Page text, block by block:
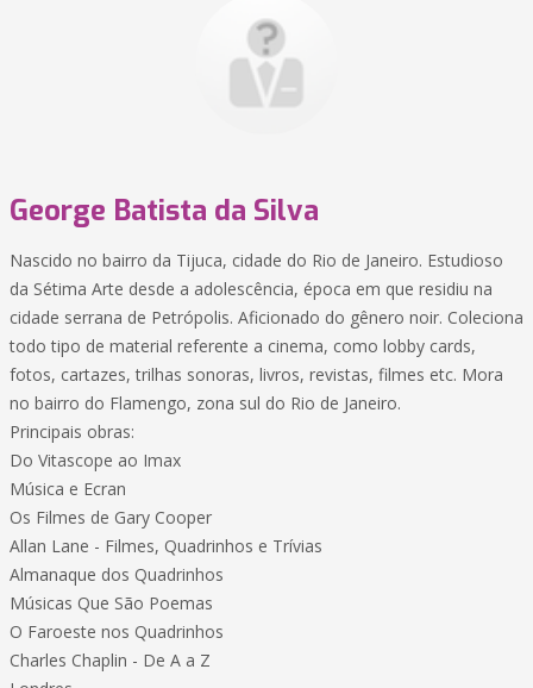
George Batista da Silva
Nascido no bairro da Tijuca, cidade do Rio de Janeiro. Estudioso
da Sétima Arte desde a adolescência, época em que residiu na
cidade serrana de Petrópolis. Aficionado do gênero noir. Coleciona
todo tipo de material referente a cinema, como lobby cards,
fotos, cartazes, trilhas sonoras, livros, revistas, filmes etc. Mora
no bairro do Flamengo, zona sul do Rio de Janeiro.
Principais obras:
Do Vitascope ao Imax
Música e Ecran
Os Filmes de Gary Cooper
Allan Lane - Filmes, Quadrinhos e Trívias
Almanaque dos Quadrinhos
Músicas Que São Poemas
O Faroeste nos Quadrinhos
Charles Chaplin - De A a Z